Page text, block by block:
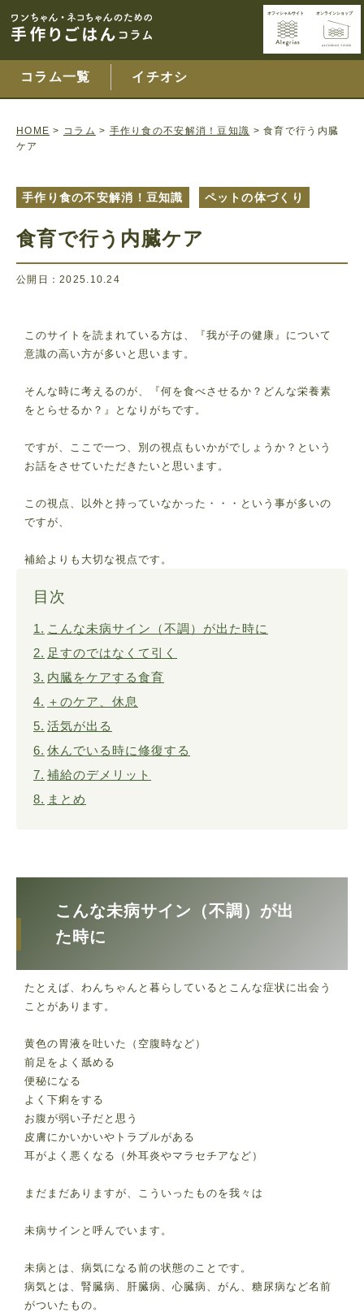
コラム一覧 イチオシ
HOME > コラム > 手作り食の不安解消！豆知識 >食育で行う内臓
ケア
手作り食の不安解消！豆知識 ペットの体づくり
食育で行う内臓ケア
公開日：2025.10.24
このサイトを読まれている方は、『我が子の健康』について
意識の高い方が多いと思います。
そんな時に考えるのが、『何を食べさせるか？どんな栄養素
をとらせるか？』となりがちです。
ですが、ここで一つ、別の視点もいかがでしょうか？という
お話をさせていただきたいと思います。
この視点、以外と持っていなかった・・・という事が多いの
ですが、
補給よりも大切な視点です。
目次
こんな未病サイン（不調）が出た時に
足すのではなくて引く
内臓をケアする食育
＋のケア、休息
活気が出る
休んでいる時に修復する
補給のデメリット
まとめ
こんな未病サイン（不調）が出
た時に
たとえば、わんちゃんと暮らしているとこんな症状に出会う
ことがあります。
黄色の胃液を吐いた（空腹時など）
前足をよく舐める
便秘になる
よく下痢をする
お腹が弱い子だと思う
皮膚にかいかいやトラブルがある
耳がよく悪くなる（外耳炎やマラセチアなど）
まだまだありますが、こういったものを我々は
未病サインと呼んでいます。
未病とは、病気になる前の状態のことです。
病気とは、腎臓病、肝臓病、心臓病、がん、糖尿病など名前
がついたもの。